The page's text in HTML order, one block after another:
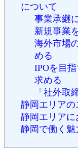
について
事業承継
新規事業
海外市場
める
IPOを目
求める
「社外取
静岡エリア
静岡エリアに
静岡で働く魅